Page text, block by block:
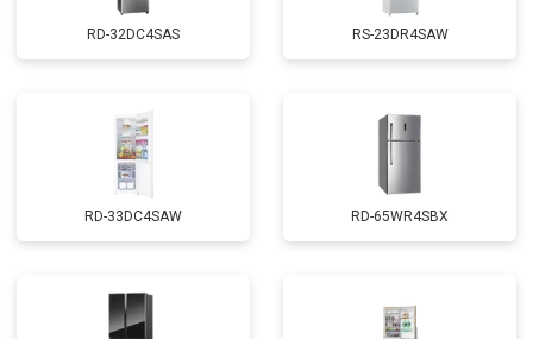
RD-32DC4SAS RS-23DR4SAW
RD-33DC4SAW RD-65WR4SBX